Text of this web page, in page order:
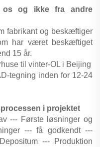
os og ikke fra andre
fabrikant og beskæftiger
har været beskæftiget
15 år.
til vinter-OL i Beijing
tegning inden for 12-24
i projektet
--- Første løsninger og
--- få godkendt ---
--- Produktion